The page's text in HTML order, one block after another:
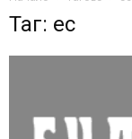
Таг: ес